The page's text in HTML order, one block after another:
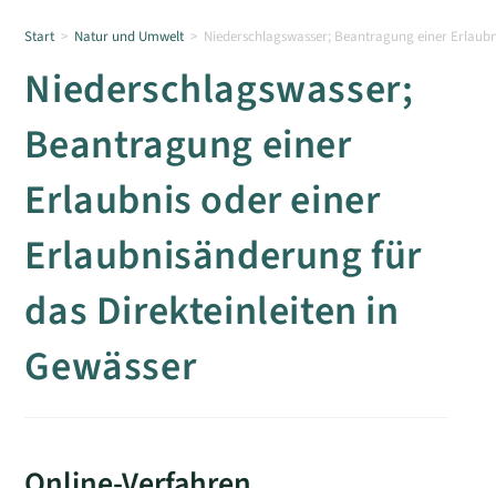
Start > Natur und Umwelt > Niederschlagswasser; Beantragung einer
Niederschlagswasser;
Beantragung einer
Erlaubnis oder einer
Erlaubnisänderung für
das Direkteinleiten in
Gewässer